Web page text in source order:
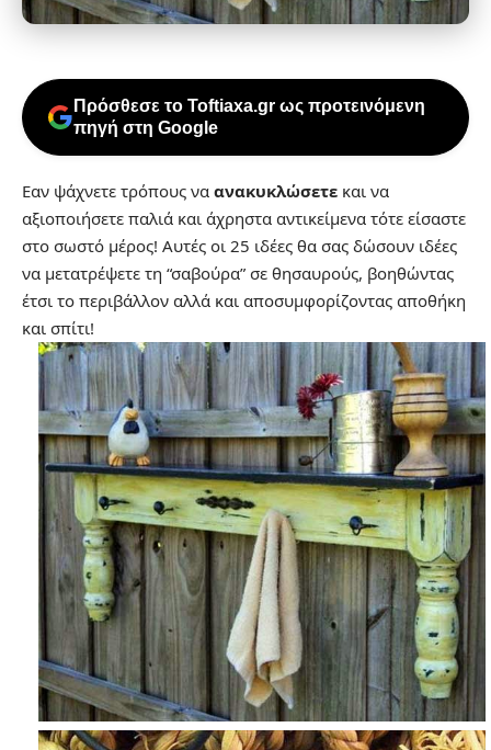
Πρόσθεσε το Toftiaxa.gr ως προτεινόμενη
πηγή στη Google
Εαν ψάχνετε τρόπους να ανακυκλώσετε και να
αξιοποιήσετε παλιά και άχρηστα αντικείμενα τότε είσαστε
στο σωστό μέρος! Αυτές οι 25 ιδέες θα σας δώσουν ιδέες
να μετατρέψετε τη “σαβούρα” σε θησαυρούς, βοηθώντας
έτσι το περιβάλλον αλλά και αποσυμφορίζοντας αποθήκη
και σπίτι!